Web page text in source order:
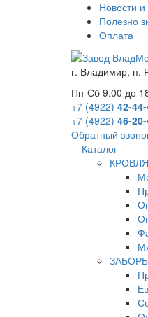
Новости и
Полезно
Оплата
г. Владимир, п.
Пн-Сб 9.00 до
+7 (4922) 42-
+7 (4922) 46-
Обратный
Каталог
КРОВЛЯ